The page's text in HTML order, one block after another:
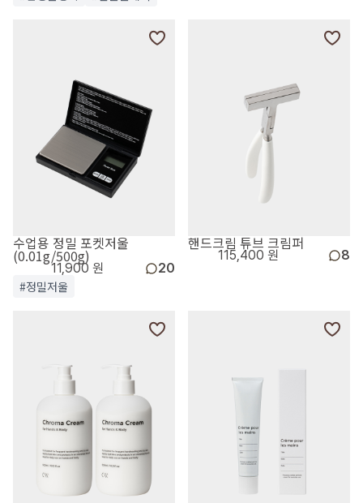
수업용 정밀 포켓저울
(0.01g/500g)
11,900 원 20
#정밀저울
핸드크림 튜브 크림퍼
115,400 원 8